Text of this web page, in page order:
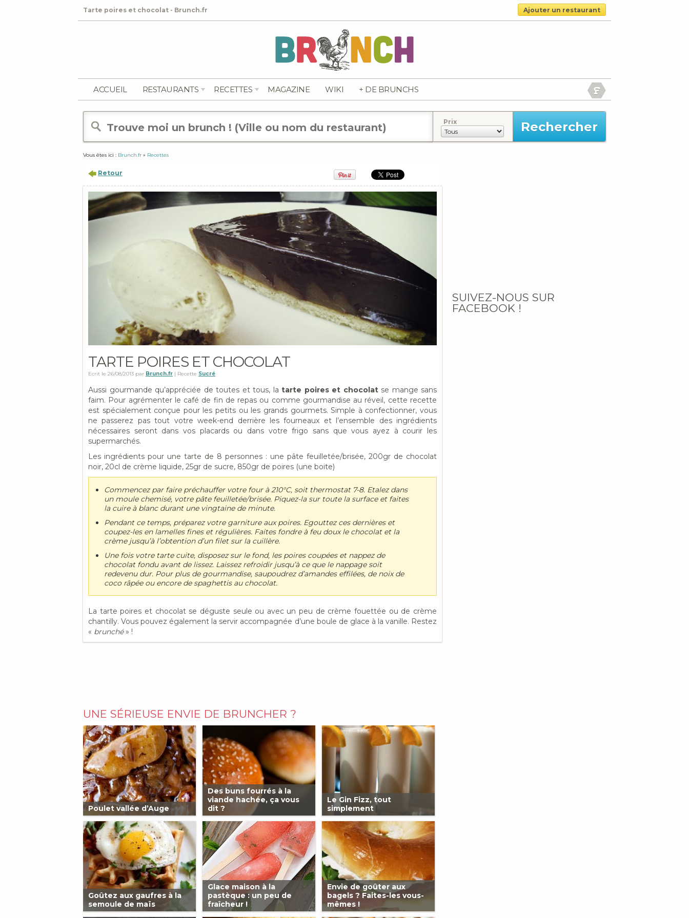
Tarte poires et chocolat - Brunch.fr Ajouter un restaurant
ACCUEIL RESTAURANTS RECETTES MAGAZINE WIKI + DE BRUNCHS
Prix
Vous êtes ici : Brunch.fr » Recettes
Retour
TARTE POIRES ET CHOCOLAT
Ecrit le 26/08/2013 par Brunch.fr | Recette Sucré
Aussi gourmande qu’appréciée de toutes et tous, la tarte poires et chocolatse mange sans
faim. Pour agrémenter le café de fin de repas ou comme gourmandise au réveil, cette recette
est spécialement conçue pour les petits ou les grands gourmets. Simple à confectionner, vous
ne passerez pas tout votre week-end derrière les fourneaux et l’ensemble des ingrédients
nécessaires seront dans vos placards ou dans votre frigo sans que vous ayez à courir les
supermarchés.
Les ingrédients pour une tarte de 8 personnes : une pâte feuilletée/brisée, 200gr de chocolat
noir, 20cl de crème liquide, 25gr de sucre, 850gr de poires (une boite)
Commencez par faire préchauffer votre four à 210°C, soit thermostat 7-8. Etalez dans
un moule chemisé, votre pâte feuilletée/brisée. Piquez-la sur toute la surface et faites
la cuire à blanc durant une vingtaine de minute.
Pendant ce temps, préparez votre garniture aux poires. Egouttez ces dernières et
coupez-les en lamelles fines et régulières. Faites fondre à feu doux le chocolat et la
crème jusqu’à l’obtention d’un filet sur la cuillère.
Une fois votre tarte cuite, disposez sur le fond, les poires coupées et nappez de
chocolat fondu avant de lissez. Laissez refroidir jusqu’à ce que le nappage soit
redevenu dur. Pour plus de gourmandise, saupoudrez d’amandes effilées, de noix de
coco râpée ou encore de spaghettis au chocolat.
La tarte poires et chocolat se déguste seule ou avec un peu de crème fouettée ou de crème
chantilly. Vous pouvez également la servir accompagnée d’une boule de glace à la vanille. Restez
« brunché» !
UNE SÉRIEUSE ENVIE DE BRUNCHER ?
Poulet vallée d’Auge
Des buns fourrés à la
viande hachée, ça vous
dit ?
Le Gin Fizz, tout
simplement
Goûtez aux gaufres à la
semoule de maïs
Glace maison à la
pastèque : un peu de
fraîcheur !
Envie de goûter aux
bagels ? Faites-les vous-
mêmes !
SUIVEZ-NOUS SUR
FACEBOOK !